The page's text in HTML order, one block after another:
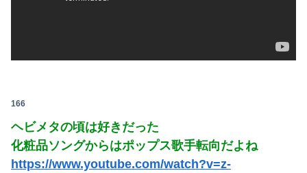
166
ヘビメタの頃は好きだった
化粧品ソングからはポップス歌手転向だよね
https://www.youtube.com/watch?v=z-